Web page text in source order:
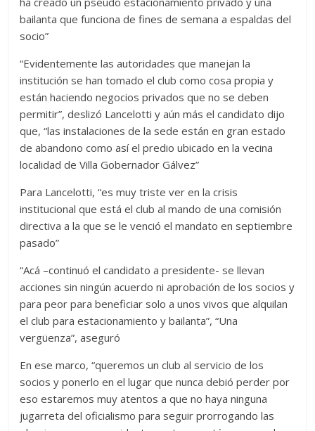
bailanta que funciona de fines de semana a espaldas del
socio”
“Evidentemente las autoridades que manejan la
institución se han tomado el club como cosa propia y
están haciendo negocios privados que no se deben
permitir”, deslizó Lancelotti y aún más el candidato dijo
que, “las instalaciones de la sede están en gran estado
de abandono como así el predio ubicado en la vecina
localidad de Villa Gobernador Gálvez”
Para Lancelotti, “es muy triste ver en la crisis
institucional que está el club al mando de una comisión
directiva a la que se le venció el mandato en septiembre
pasado”
“Acá –continuó el candidato a presidente- se llevan
acciones sin ningún acuerdo ni aprobación de los socios y
para peor para beneficiar solo a unos vivos que alquilan
el club para estacionamiento y bailanta”, “Una
vergüenza”, aseguró
En ese marco, “queremos un club al servicio de los
socios y ponerlo en el lugar que nunca debió perder por
eso estaremos muy atentos a que no haya ninguna
jugarreta del oficialismo para seguir prorrogando las